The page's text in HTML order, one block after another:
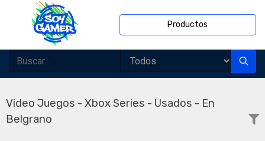
Productos
Video Juegos - Xbox Series - Usados - En
Belgrano